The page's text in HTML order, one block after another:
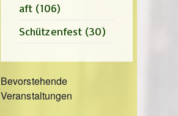
aft (106)
Schützenfest (30)
Bevorstehende
Veranstaltungen